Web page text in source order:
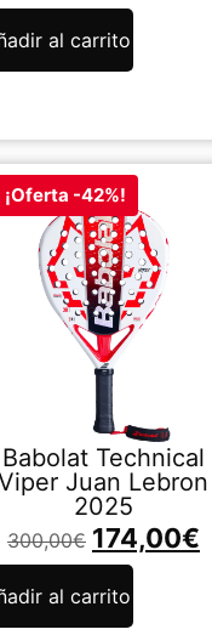
al carrito
¡Oferta -42%!
Babolat Technical
Juan Lebron
2025
300,00€ 174,00€
al carrito